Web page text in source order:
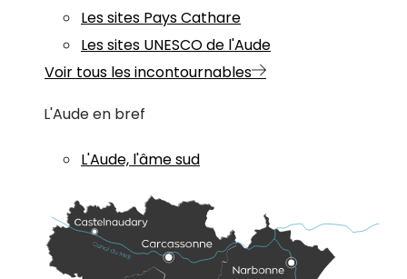
Les sites Pays Cathare
Les sites UNESCO de l'Aude
Voir tous les incontournables
L'Aude en bref
L'Aude, l'âme sud